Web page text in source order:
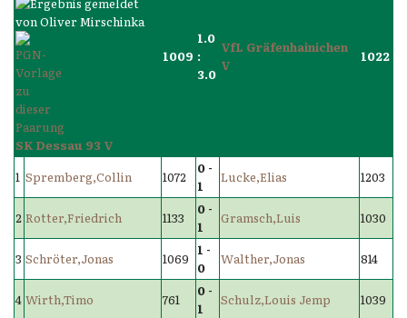
SK Dessau 93 V
1009
1.0
:
3.0
VfL Gräfenhainichen
V
1022
1 Spremberg,Collin 1072
0 -
1
Lucke,Elias 1203
2 Rotter,Friedrich 1133
0 -
1
Gramsch,Luis 1030
3 Schröter,Jonas 1069
1 -
0
Walther,Jonas 814
4 Wirth,Timo 761
0 -
1
Schulz,Louis Jemp 1039